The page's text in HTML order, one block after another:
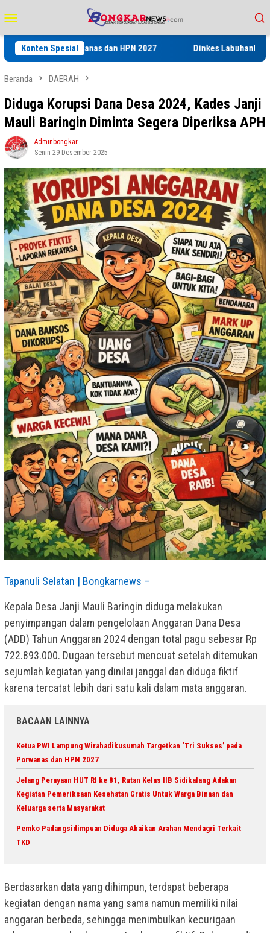
ke
kontenMobile
Konten Spesial
Porwanas dan HPN 2027 Dinkes Labuhanbatu Gelar
Beranda DAERAH
Diduga Korupsi Dana Desa 2024, Kades Janji
Mauli Baringin Diminta Segera Diperiksa APH
Adminbongkar
Senin 29 Desember 2025
Tapanuli Selatan | Bongkarnews –
Kepala Desa Janji Mauli Baringin diduga melakukan
penyimpangan dalam pengelolaan Anggaran Dana Desa
(ADD) Tahun Anggaran 2024 dengan total pagu sebesar Rp
722.893.000. Dugaan tersebut mencuat setelah ditemukan
sejumlah kegiatan yang dinilai janggal dan diduga fiktif
karena tercatat lebih dari satu kali dalam mata anggaran.
BACAAN LAINNYA
Ketua PWI Lampung Wirahadikusumah Targetkan ‘Tri Sukses’ pada
Porwanas dan HPN 2027
Jelang Perayaan HUT RI ke 81, Rutan Kelas IIB Sidikalang Adakan
Kegiatan Pemeriksaan Kesehatan Gratis Untuk Warga Binaan dan
Keluarga serta Masyarakat
Pemko Padangsidimpuan Diduga Abaikan Arahan Mendagri Terkait
TKD
Berdasarkan data yang dihimpun, terdapat beberapa
kegiatan dengan nama yang sama namun memiliki nilai
anggaran berbeda, sehingga menimbulkan kecurigaan